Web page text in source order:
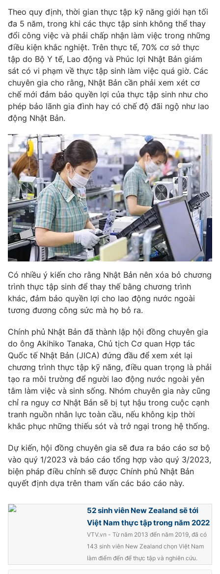
Chất lượng cuộc sống
Học trực tuyến
Công nghệ
Hitech Công nghệ tương lai
Sản phẩm
Thị trường
Tư vấn
Giao lưu trực tuyến
Lịch phát sóng
Chuyên mục khác
Emagazine
Photo Infographic
Video Shorts video
VTV Money VTV Thể thao
VTV Sức khoẻ Bất động sản
Thị trường 24h Tấm lòng Việt
VTV4 Vươn mình bằng AI
Liên hệ tòa soạn English
THỜI BÁO VTV
Theo dõi báo trên
Cơ quan chủ quản:Đài Truyền hình Việt Nam
Cơ quan báo chí:
Giấy phép hoạt động báo in và báo điện tử số 483/GP-BTTTT
cấp ngày 29/12/2023
Vũ Thanh Thủy
Tổng đài VTV:024.38 355 931 - 024.38 355 932
Theo quy định, thời gian thực tập kỹ năng giới hạn tối
đa 5 năm, trong khi các thực tập sinh không thể thay
đổi công việc và phải chấp nhận làm việc trong những
điều kiện khắc nghiệt. Trên thực tế, 70% cơ sở thực
tập do Bộ Y tế, Lao động và Phúc lợi Nhật Bản giám
sát có vi phạm về thực tập sinh làm việc quá giờ. Các
chuyên gia cho rằng, Nhật Bản cần phải xem xét cơ
chế mới đảm bảo quyền lợi của thực tập sinh như cho
phép bảo lãnh gia đình hay có chế độ đãi ngộ như lao
động Nhật Bản.
Có nhiều ý kiến cho rằng Nhật Bản nên xóa bỏ chương
trình thực tập sinh để thay thế bằng chương trình
khác, đảm bảo quyền lợi cho lao động nước ngoài
tương đương công sức mà họ bỏ ra.
Chính phủ Nhật Bản đã thành lập hội đồng chuyên gia
do ông Akihiko Tanaka, Chủ tịch Cơ quan Hợp tác
Quốc tế Nhật Bản (JICA) đứng đầu để xem xét lại
chương trình thực tập kỹ năng, điều quan trọng là phải
tạo ra môi trường để người lao động nước ngoài yên
tâm làm việc và sinh sống. Nhóm chuyên gia này cũng
chỉ ra nguy cơ Nhật Bản sẽ bị tụt hậu trong cuộc cạnh
tranh nguồn nhân lực toàn cầu, nếu không kịp thời
khắc phục những thiếu sót và trở ngại trong hệ thống.
Dự kiến, hội đồng chuyên gia sẽ đưa ra báo cáo sơ bộ
vào quý 1/2023 và báo cáo tổng hợp vào quý 3/2023,
biện pháp điều chỉnh sẽ được Chính phủ Nhật Bản
quyết định dựa trên tham vấn các báo cáo này.
52 sinh viên New Zealand sẽ tới
Việt Nam thực tập trong năm 2022
VTV.vn - Từ năm 2013 đến năm 2019, đã có
143 sinh viên New Zealand chọn Việt Nam
làm điểm đến để thực tập và nghiên cứu.